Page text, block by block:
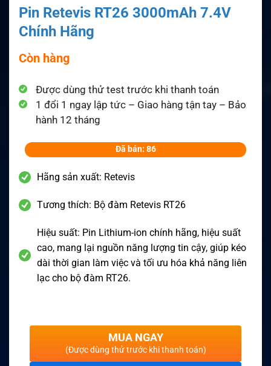
Pin Retevis RT26 3000mAh 7.4V
Chính Hãng
Còn hàng
Được dùng thử test trước khi thanh toán
1 đổi 1 ngay lập tức – Giao hàng tận tay – Bảo
hành 12 tháng
Đã bán: 86
Hãng sản xuất: Retevis
Tương thích: Bộ đàm Retevis RT26
Hiệu suất: Pin Lithium-ion chính hãng, hiệu suất
cao, mang lại nguồn năng lượng tin cậy, giúp kéo
dài thời gian làm việc và tối ưu hóa khả năng liên
lạc cho bộ đàm RT26.
MUA NGAY
(Được dùng thử trước khi thanh toán)